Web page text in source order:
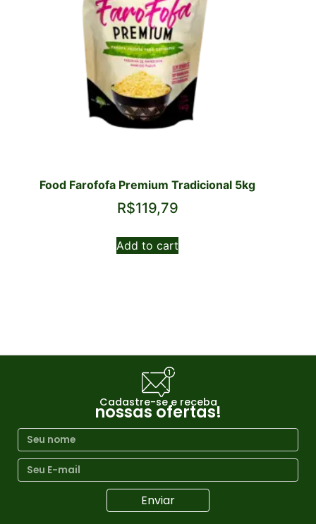
Food Farofofa Premium Tradicional 5kg
R$119,79
Add to cart
Cadastre-se e receba
nossas ofertas!
Enviar